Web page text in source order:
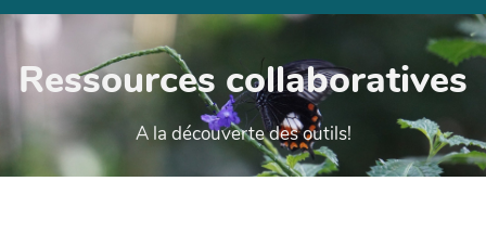
Ressources collaboratives
A la découverte des outils!